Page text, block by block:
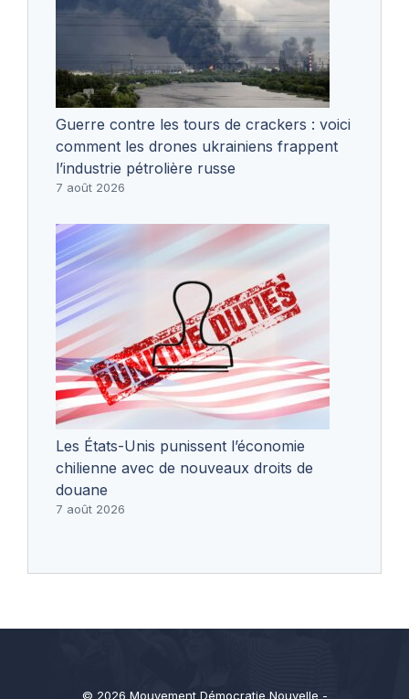
Guerre contre les tours de crackers : voici
comment les drones ukrainiens frappent
l’industrie pétrolière russe
7 août 2026
Les États-Unis punissent l’économie
chilienne avec de nouveaux droits de
douane
7 août 2026
© 2026 Mouvement Démocratie Nouvelle -